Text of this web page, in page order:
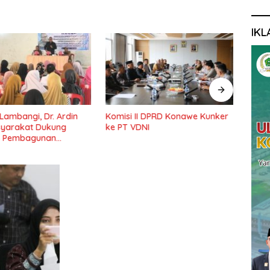
Dr. Ardin
Dukung
Komisi II DPRD Konawe Kunker
ke PT VDNI